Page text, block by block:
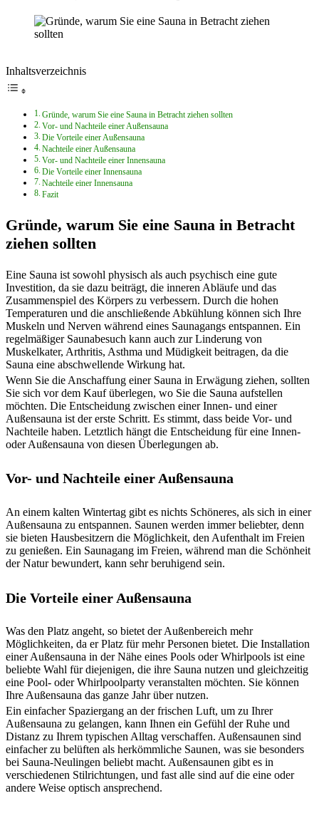
Inhaltsverzeichnis
Gründe, warum Sie eine Sauna in Betracht ziehen sollten
Vor- und Nachteile einer Außensauna
Die Vorteile einer Außensauna
Nachteile einer Außensauna
Vor- und Nachteile einer Innensauna
Die Vorteile einer Innensauna
Nachteile einer Innensauna
Fazit
Gründe, warum Sie eine Sauna in Betracht
ziehen sollten
Eine Sauna ist sowohl physisch als auch psychisch eine gute
Investition, da sie dazu beiträgt, die inneren Abläufe und das
Zusammenspiel des Körpers zu verbessern. Durch die hohen
Temperaturen und die anschließende Abkühlung können sich Ihre
Muskeln und Nerven während eines Saunagangs entspannen. Ein
regelmäßiger Saunabesuch kann auch zur Linderung von
Muskelkater, Arthritis, Asthma und Müdigkeit beitragen, da die
Sauna eine abschwellende Wirkung hat.
Wenn Sie die Anschaffung einer Sauna in Erwägung ziehen, sollten
Sie sich vor dem Kauf überlegen, wo Sie die Sauna aufstellen
möchten. Die Entscheidung zwischen einer Innen- und einer
Außensauna ist der erste Schritt. Es stimmt, dass beide Vor- und
Nachteile haben. Letztlich hängt die Entscheidung für eine Innen-
oder Außensauna von diesen Überlegungen ab.
Vor- und Nachteile einer Außensauna
An einem kalten Wintertag gibt es nichts Schöneres, als sich in einer
Außensauna zu entspannen. Saunen werden immer beliebter, denn
sie bieten Hausbesitzern die Möglichkeit, den Aufenthalt im Freien
zu genießen. Ein Saunagang im Freien, während man die Schönheit
der Natur bewundert, kann sehr beruhigend sein.
Die Vorteile einer Außensauna
Was den Platz angeht, so bietet der Außenbereich mehr
Möglichkeiten, da er Platz für mehr Personen bietet. Die Installation
einer Außensauna in der Nähe eines Pools oder Whirlpools ist eine
beliebte Wahl für diejenigen, die ihre Sauna nutzen und gleichzeitig
eine Pool- oder Whirlpoolparty veranstalten möchten. Sie können
Ihre Außensauna das ganze Jahr über nutzen.
Ein einfacher Spaziergang an der frischen Luft, um zu Ihrer
Außensauna zu gelangen, kann Ihnen ein Gefühl der Ruhe und
Distanz zu Ihrem typischen Alltag verschaffen. Außensaunen sind
einfacher zu belüften als herkömmliche Saunen, was sie besonders
bei Sauna-Neulingen beliebt macht. Außensaunen gibt es in
verschiedenen Stilrichtungen, und fast alle sind auf die eine oder
andere Weise optisch ansprechend.